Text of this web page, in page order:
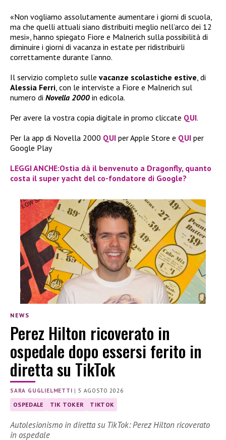
«Non vogliamo assolutamente aumentare i giorni di scuola,
ma che quelli attuali siano distribuiti meglio nell’arco dei 12
mesi», hanno spiegato Fiore e Malnerich sulla possibilità di
diminuire i giorni di vacanza in estate per ridistribuirli
correttamente durante l’anno.
Il servizio completo sulle vacanze scolastiche estive , di
Alessia Ferri , con le interviste a Fiore e Malnerich sul
numero di Novella 2000 in edicola.
Per avere la vostra copia digitale in promo cliccate QUI.
Per la app di Novella 2000 QUI per Apple Store e QUI per
Google Play
LEGGI ANCHE:Ostia dà il benvenuto a Dragonfly, quanto
costa il super yacht del co-fondatore di Google?
NEWS
Perez Hilton ricoverato in
ospedale dopo essersi ferito in
diretta su TikTok
SARA GUGLIELMETTI |5 AGOSTO 2026
OSPEDALE TIK TOKER TIKTOK
Autolesionismo in diretta su TikTok: Perez Hilton ricoverato
in ospedale